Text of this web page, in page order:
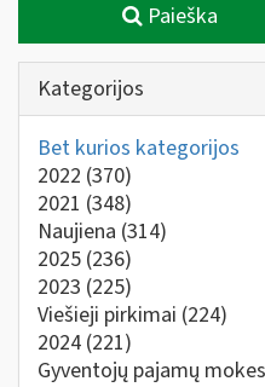
Paieška
Kategorijos
Bet kurios kategorijos
2022 (370)
2021 (348)
Naujiena (314)
2025 (236)
2023 (225)
Viešieji pirkimai (224)
2024 (221)
Gyventojų pajamų